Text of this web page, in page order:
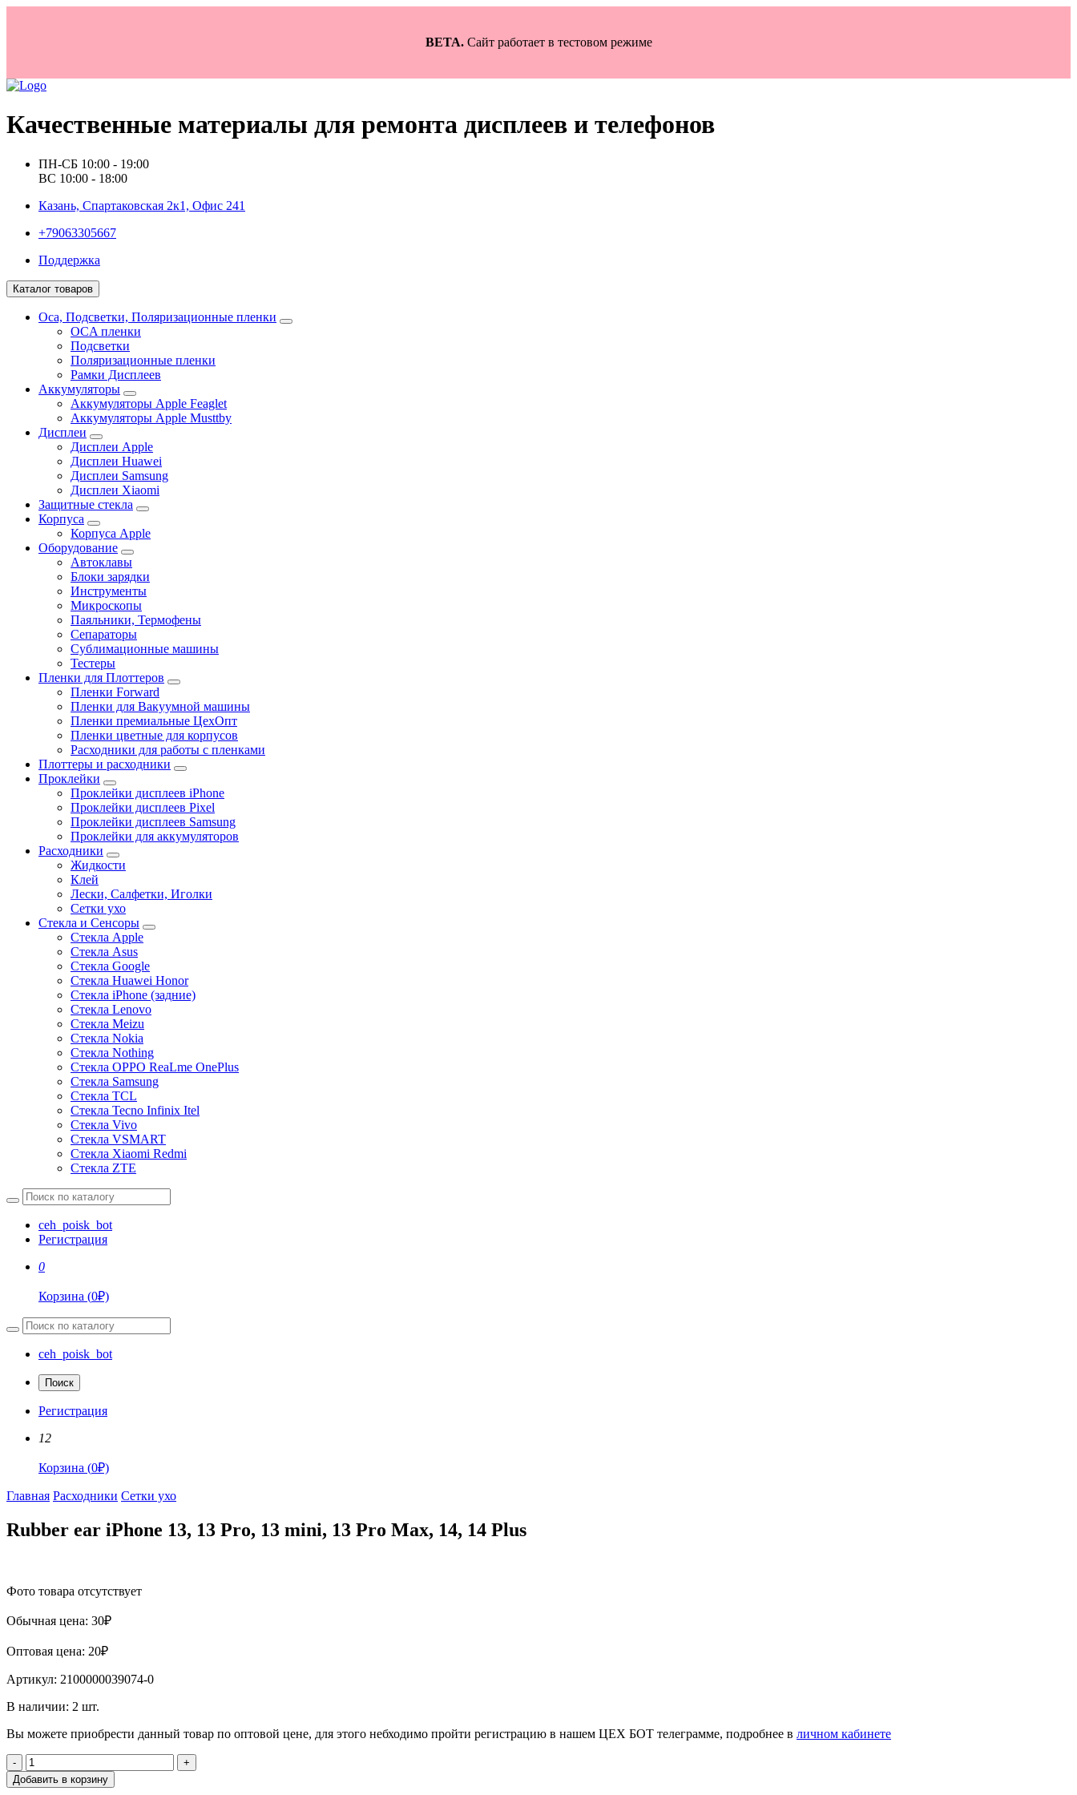
BETA.Сайт работает в тестовом режиме
Качественные материалы для ремонта дисплеев и телефонов
ПН-СБ 10:00 - 19:00
ВС 10:00 - 18:00
Казань, Спартаковская 2к1, Офис 241
+79063305667
Поддержка
Каталог товаров
Oca, Подсветки, Поляризационные пленки
OCA пленки
Подсветки
Поляризационные пленки
Рамки Дисплеев
Аккумуляторы
Аккумуляторы Apple Feaglet
Аккумуляторы Apple Musttby
Дисплеи
Дисплеи Apple
Дисплеи Huawei
Дисплеи Samsung
Дисплеи Xiaomi
Защитные стекла
Корпуса
Корпуса Apple
Оборудование
Автоклавы
Блоки зарядки
Инструменты
Микроскопы
Паяльники, Термофены
Сепараторы
Сублимационные машины
Тестеры
Пленки для Плоттеров
Пленки Forward
Пленки для Вакуумной машины
Пленки премиальные ЦехОпт
Пленки цветные для корпусов
Расходники для работы с пленками
Плоттеры и расходники
Проклейки
Проклейки дисплеев iPhone
Проклейки дисплеев Pixel
Проклейки дисплеев Samsung
Проклейки для аккумуляторов
Расходники
Жидкости
Клей
Лески, Салфетки, Иголки
Сетки ухо
Стекла и Сенсоры
Стекла Apple
Стекла Asus
Стекла Google
Стекла Huawei Honor
Стекла iPhone (задние)
Стекла Lenovo
Стекла Meizu
Стекла Nokia
Стекла Nothing
Стекла OPPO ReaLme OnePlus
Стекла Samsung
Стекла TCL
Стекла Tecno Infinix Itel
Стекла Vivo
Стекла VSMART
Стекла Xiaomi Redmi
Стекла ZTE
ceh_poisk_bot
Регистрация
0
Корзина (0₽)
ceh_poisk_bot
Поиск
Регистрация
12
Корзина (0₽)
Главная Расходники Сетки ухо
Rubber ear iPhone 13, 13 Pro, 13 mini, 13 Pro Max, 14, 14 Plus
Фото товара отсутствует
Обычная цена: 30₽
Оптовая цена: 20₽
Артикул: 2100000039074-0
В наличии: 2 шт.
Вы можете приобрести данный товар по оптовой цене, для этого небходимо пройти регистрацию в нашем ЦЕХ БОТ телеграмме, подробнее в личном кабинете
-
+
Добавить в корзину